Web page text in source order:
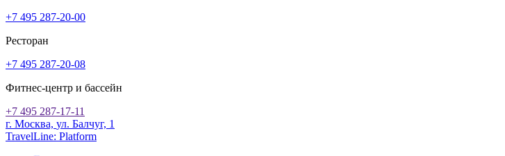
+7 495 287-20-00
Ресторан
+7 495 287-20-08
Фитнес-центр и бассейн
+7 495 287-17-11
г. Москва, ул. Балчуг, 1
TravelLine: Platform